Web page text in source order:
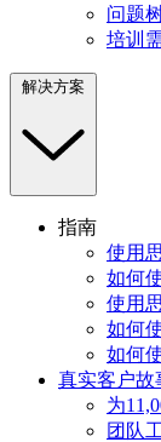
问题
培训
解决方案
指南
使用
如何
使用
如何
如何
真实客户故
为
团队